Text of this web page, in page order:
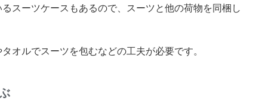
スーツケースもあるので、スーツと他の荷物を同梱し
オルでスーツを包むなどの工夫が必要です。